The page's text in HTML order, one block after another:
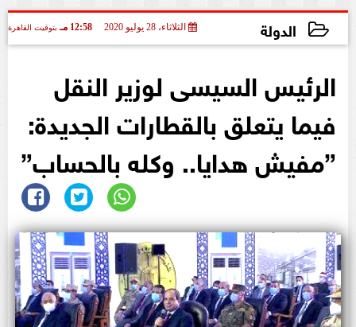
الدولة الثلاثاء، 28 يوليو 2020 12:58 مـ بتوقيت القاهرة
الرئيس السيسى لوزير النقل
فيما يتعلق بالقطارات الجديدة:
”مفيش هدايا.. وكله بالحساب”